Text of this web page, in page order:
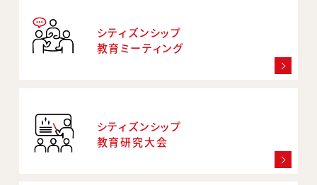
シティズンシップ
教育ミーティング
シティズンシップ
教育研究大会